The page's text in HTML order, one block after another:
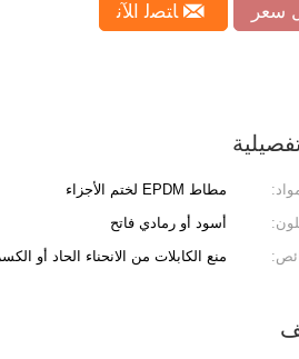
سعر ﺎﺘﺼﻟ ﺍﻶﻧ
مطاط EPDM لختم الأجزاء
أسود أو رمادي فاتح
منع الكابلات من الانحناء الحاد أو الكسر